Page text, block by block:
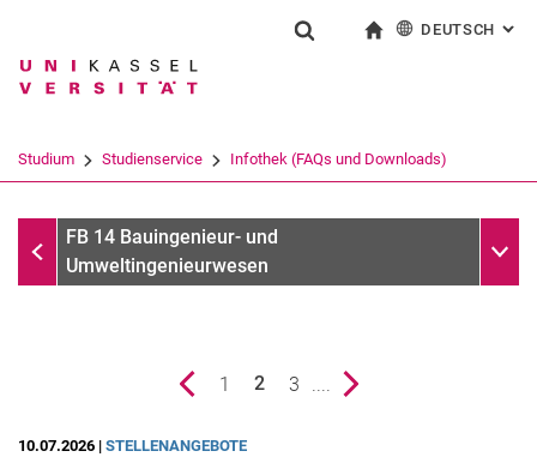
Springe direkt zu: Inhalt
Springe direkt zu: Suche
Springe direkt zu:
Suchbegriff
Suchen (öffnet externen Link in einem
DEUTSCH :
Studium Studienservice Infothek (FAQs und Downloads)
Infothek (FAQs und Downloads)
FB 14 Bauingenieur- und
Umweltingenieurwesen
vorherige Seite Seite
1
2
Seite
3 .... nächste Seite
10.07.2026 | STELLENANGEBOTE